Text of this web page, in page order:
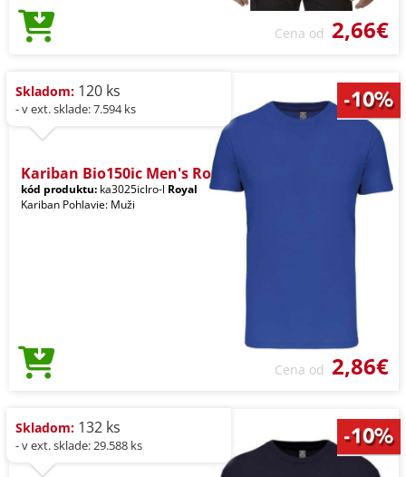
Cena od 2,66€
Skladom: 120 ks
- v ext. sklade: 7.594 ks
Kariban Bio150ic Men's Ro
kód produktu: ka3025iclro-l Royal
Kariban Pohlavie: Muži
Cena od 2,86€
Skladom: 132 ks
- v ext. sklade: 29.588 ks